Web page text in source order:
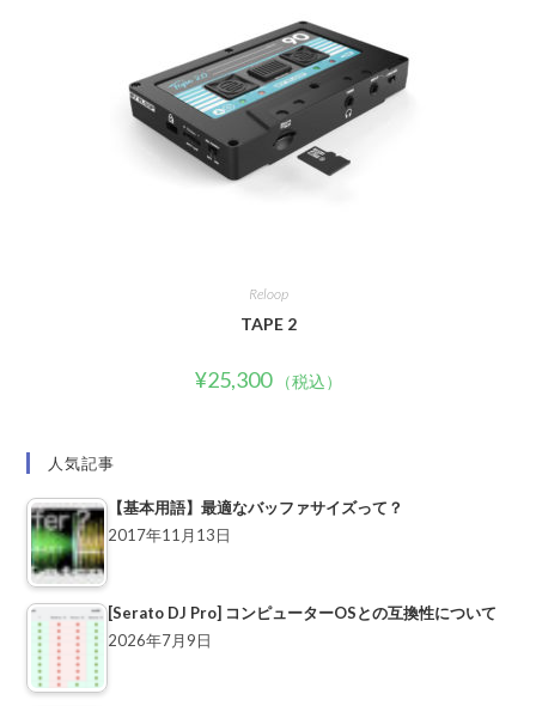
Reloop
TAPE 2
¥25,300 （税込）
人気記事
【基本用語】最適なバッファサイズって？
2017年11月13日
[Serato DJ Pro] コンピューターOSとの互換性について
2026年7月9日